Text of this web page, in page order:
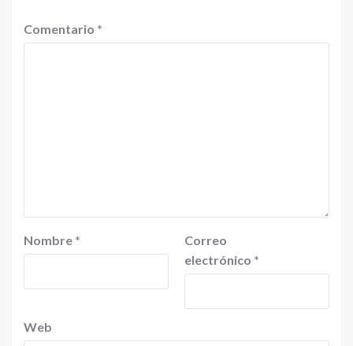
Comentario *
Nombre *
Correo
electrónico *
Web